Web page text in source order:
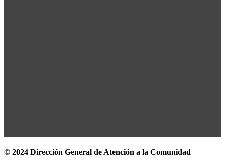
© 2024 Dirección General de Atención a la Comunidad